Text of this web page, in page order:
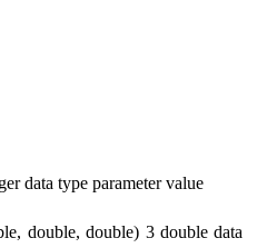
type parameter value
double) 3 double data